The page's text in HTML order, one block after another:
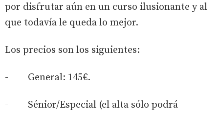
por disfrutar aún en un curso ilusionante y al
que todavía le queda lo mejor.
Los precios son los siguientes:
- General: 145€.
- Sénior/Especial (el alta sólo podrá